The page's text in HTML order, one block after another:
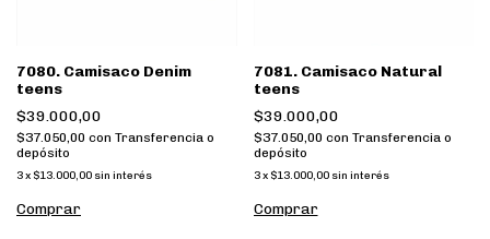
7080. Camisaco Denim
teens
$39.000,00
$37.050,00 con Transferencia o
depósito
3x $13.000,00 sin interés
Comprar
7081. Camisaco Natural
teens
$39.000,00
$37.050,00 con Transferencia o
depósito
3 x $13.000,00 sin interés
Comprar